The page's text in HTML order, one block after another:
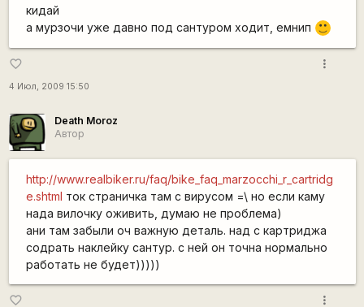
кидай
а мурзочи уже давно под сантуром ходит, емнип
:)
favorite_border
4 Июл, 2009 15:50
more_vert
Death Moroz
Автор
http://www.realbiker.ru/faq/bike_faq_marzocchi_r_cartridg
e.shtml ток страничка там с вирусом =\ но если каму
нада вилочку оживить, думаю не проблема)
ани там забыли оч важную деталь. над с картриджа
содрать наклейку сантур. с ней он точна нормально
работать не будет)))))
favorite_border more_vert